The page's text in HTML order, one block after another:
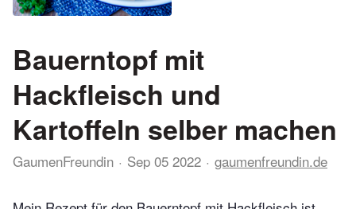
Bauerntopf mit
Hackfleisch und
Kartoffeln selber machen
GaumenFreundin Sep 05 2022 gaumenfreundin.de